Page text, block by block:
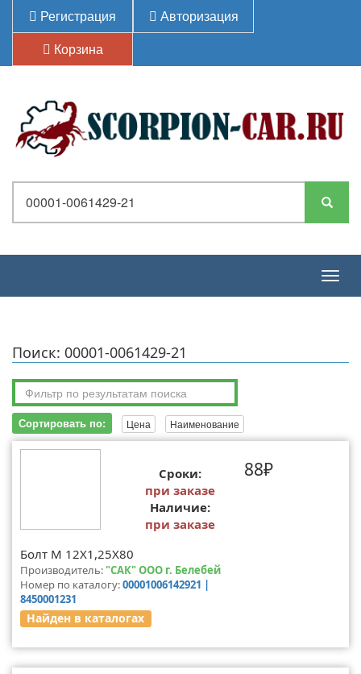
Регистрация
Авторизация
Корзина
Поиск: 00001-0061429-21
Сортировать по: Цена Наименование
Сроки:
при заказе
Наличие:
при заказе
88₽
Болт М 12Х1,25Х80
Производитель: "САК" ООО г. Белебей
Номер по каталогу:00001006142921 |
8450001231
Найден в каталогах